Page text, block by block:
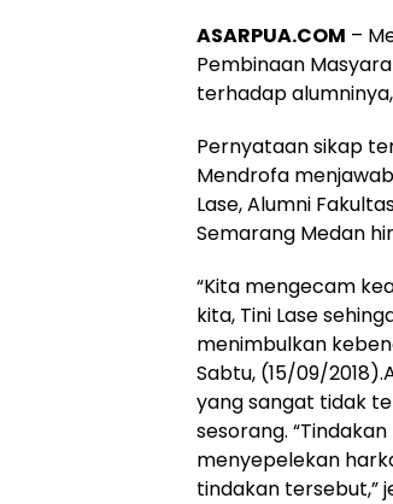
ASARPUA.COM –
Pembinaan
terhadap alumninya,
Pernyataan sikap
Mendrofa
Lase, Alumni
Semarang Medan
“Kita mengecam
kita, Tini Lase
menimbulkan
Sabtu, (15/09/
yang sangat tidak
sesorang.
menyepelekan
tindakan tersebut,”